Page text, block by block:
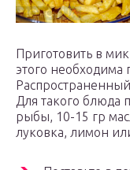
Приготовить в
этого необходима
Для такого блюда
рыбы, 10-15 гр
луковка, лимон